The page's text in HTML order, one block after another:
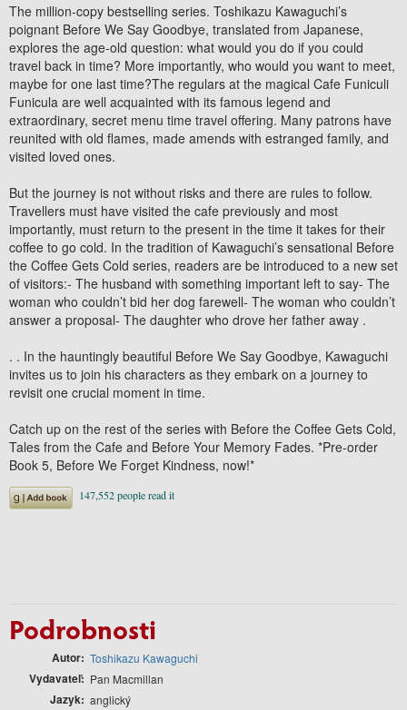
The million-copy bestselling series. Toshikazu Kawaguchi’s
poignant Before We Say Goodbye, translated from Japanese,
explores the age-old question: what would you do if you could
travel back in time? More importantly, who would you want to meet,
maybe for one last time?The regulars at the magical Cafe Funiculi
Funicula are well acquainted with its famous legend and
extraordinary, secret menu time travel offering. Many patrons have
reunited with old flames, made amends with estranged family, and
visited loved ones.
But the journey is not without risks and there are rules to follow.
Travellers must have visited the cafe previously and most
importantly, must return to the present in the time it takes for their
coffee to go cold. In the tradition of Kawaguchi’s sensational Before
the Coffee Gets Cold series, readers are be introduced to a new set
of visitors:- The husband with something important left to say- The
woman who couldn’t bid her dog farewell- The woman who couldn’t
answer a proposal- The daughter who drove her father away .
. . In the hauntingly beautiful Before We Say Goodbye, Kawaguchi
invites us to join his characters as they embark on a journey to
revisit one crucial moment in time.
Catch up on the rest of the series with Before the Coffee Gets Cold,
Tales from the Cafe and Before Your Memory Fades. *Pre-order
Book 5, Before We Forget Kindness, now!*
Podrobnosti
Autor Toshikazu Kawaguchi
Vydavateľ Pan Macmillan
Jazyk anglický